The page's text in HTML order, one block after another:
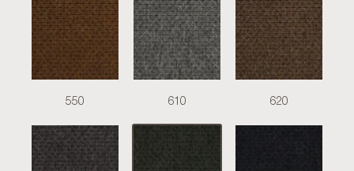
550 610 620